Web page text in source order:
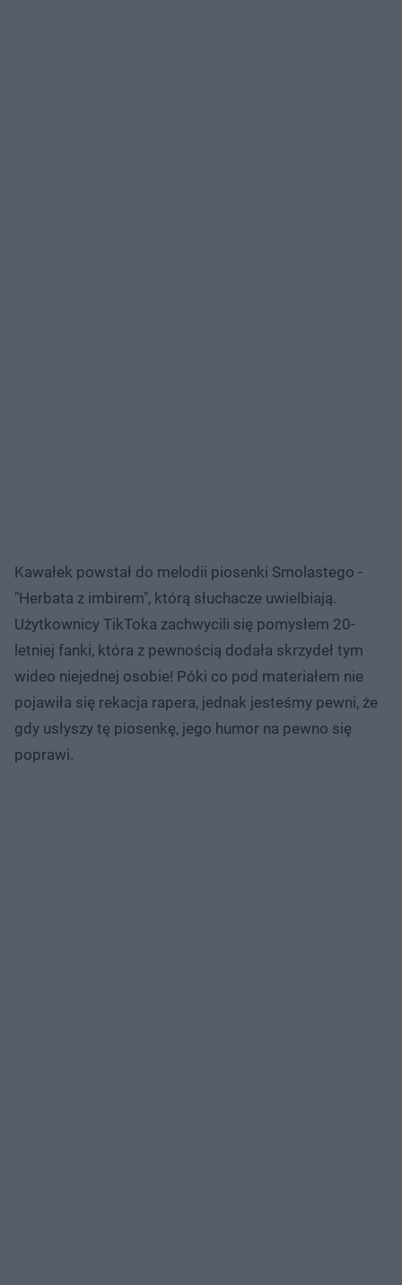
Kawałek powstał do melodii piosenki Smolastego -
"Herbata z imbirem", którą słuchacze uwielbiają.
Użytkownicy TikToka zachwycili się pomysłem 20-
letniej fanki, która z pewnością dodała skrzydeł tym
wideo niejednej osobie! Póki co pod materiałem nie
pojawiła się rekacja rapera, jednak jesteśmy pewni, że
gdy usłyszy tę piosenkę, jego humor na pewno się
poprawi.